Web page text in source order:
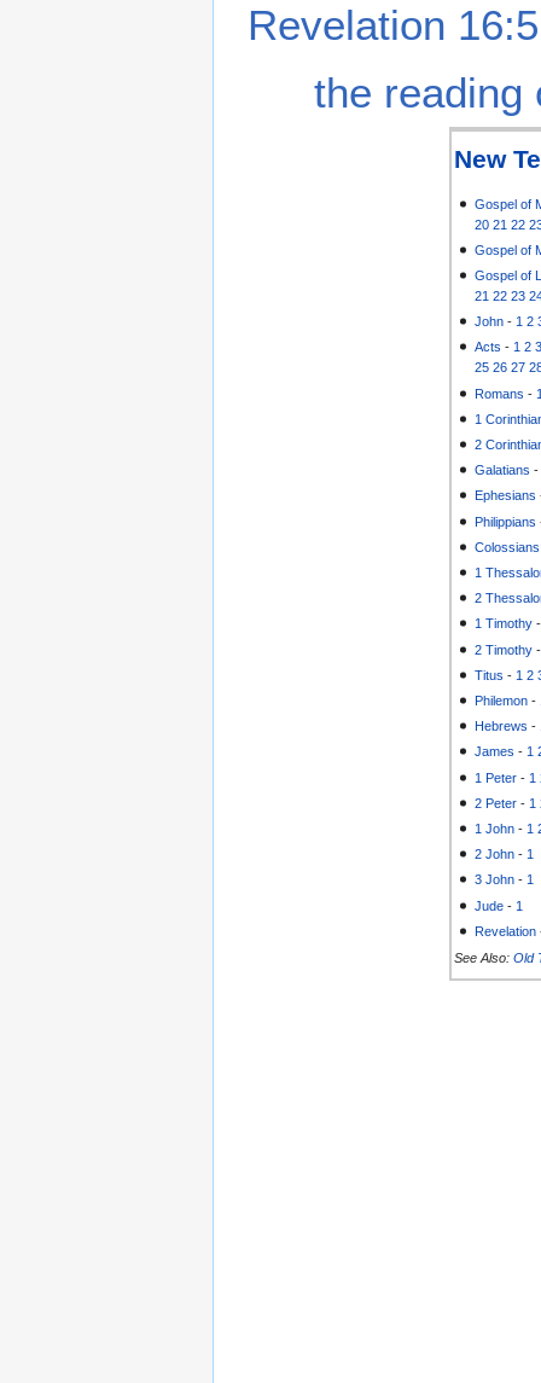
Revelation
the reading
New
Gospel of
20 21 22
Gospel of
Gospel of
21 22 23
John - 1 2
Acts -1 2
25 26 27
Romans -
1
2
Galatians
Ephesians
Philippians
Colossians
1
2
1 Timothy
2 Timothy
Titus - 1 2
Philemon -
Hebrews -
James -1
1 Peter - 1
2 Peter - 1
1 John - 1
2 John - 1
3 John -1
Jude - 1
Revelation
See Also: Old